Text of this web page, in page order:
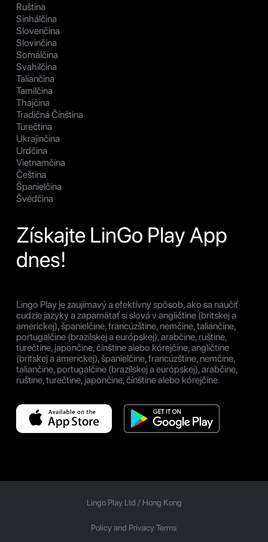
Ruština
Sinhálčina
Slovenčina
Slovinčina
Somálčina
Svahilčina
Taliančina
Tamilčina
Thajčina
Tradičná Čínština
Turečtina
Ukrajinčina
Urdčina
Vietnamčina
Čeština
Španielčina
Švédčina
Získajte LinGo Play App
dnes!
Lingo Play je zaujímavý a efektívny spôsob, ako sa naučiť
cudzie jazyky a zapamätať si slová v angličtine (britskej a
americkej), španielčine, francúzštine, nemčine, taliančine,
portugalčine (brazílskej a európskej), arabčine, ruštine,
turečtine, japončine, čínštine alebo kórejčine, angličtine
(britskej a americkej), španielčine, francúzštine, nemčine,
taliančine, portugalčine (brazílskej a európskej), arabčine,
ruštine, turečtine, japončine, čínštine alebo kórejčine.
Lingo Play Ltd / Hong Kong
Policy and Privacy Terms